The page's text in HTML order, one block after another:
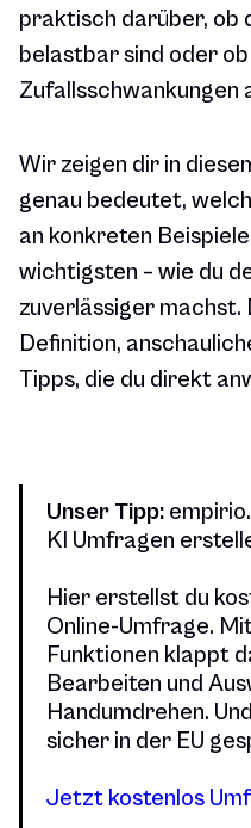
praktisch darüber, ob
belastbar sind oder
Wir zeigen dir in
genau bedeutet,
an konkreten
wichtigsten – wie du
zuverlässiger machst.
Definition,
Tipps, die du direkt
Unser Tipp:
KI Umfragen
Hier erstellst du
Online-Umfrage.
Funktionen klappt
Bearbeiten und
Handumdrehen.
sicher in der EU
Jetzt kostenlos